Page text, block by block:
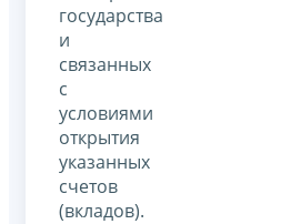
государства
и
связанных
с
условиями
открытия
указанных
счетов
(вкладов).